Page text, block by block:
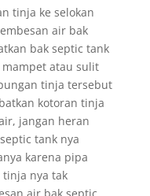
tinja ke selokan
air bak
bak septic tank
atau sulit
tinja tersebut
kotoran tinja
jangan heran
tank nya
karena pipa
nya tak
air bak septic